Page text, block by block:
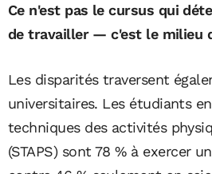
Ce n'est pas le cursus qui
de travailler — c'est le milieu
Les disparités traversent
universitaires. Les étudiants
techniques des activités
(STAPS) sont 78 % à exercer